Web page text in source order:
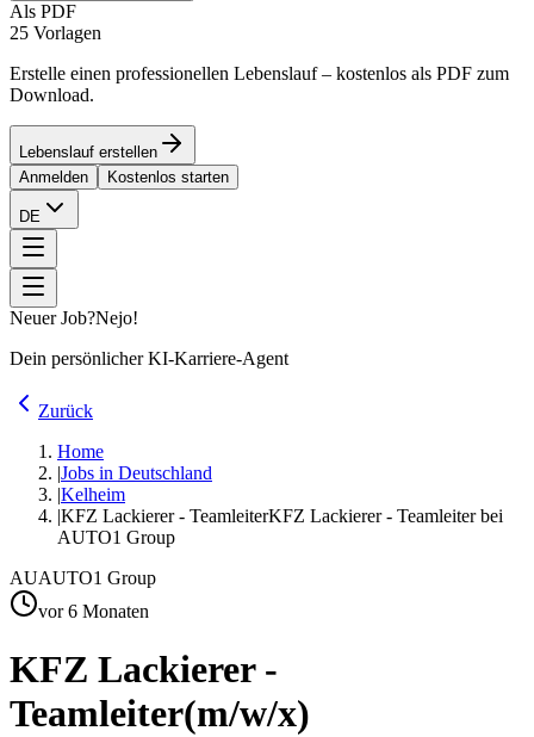
Als PDF
25 Vorlagen
Erstelle einen professionellen Lebenslauf – kostenlos als PDF zum
Download.
Lebenslauf erstellen
Anmelden
Kostenlos starten
DE
Neuer Job?Nejo!
Dein persönlicher KI-Karriere-Agent
Zurück
Home
|Jobs in Deutschland
|Kelheim
|KFZ Lackierer - TeamleiterKFZ Lackierer - Teamleiter bei
AUTO1 Group
AUAUTO1 Group
vor 6 Monaten
KFZ Lackierer -
Teamleiter(m/w/x)